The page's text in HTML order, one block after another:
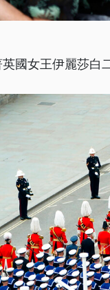
國女王伊麗莎白